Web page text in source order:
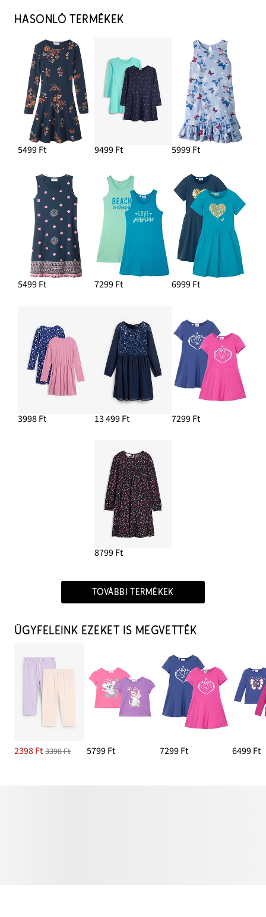
HASONLÓ TERMÉKEK
5499 Ft 9499 Ft 5999 Ft
5499 Ft 7299 Ft 6999 Ft
3998 Ft 13 499 Ft 7299 Ft
8799 Ft
TOVÁBBI TERMÉKEK
ÜGYFELEINK EZEKET IS MEGVETTÉK
2398 Ft 3398 Ft 5799 Ft 7299 Ft 6499 Ft